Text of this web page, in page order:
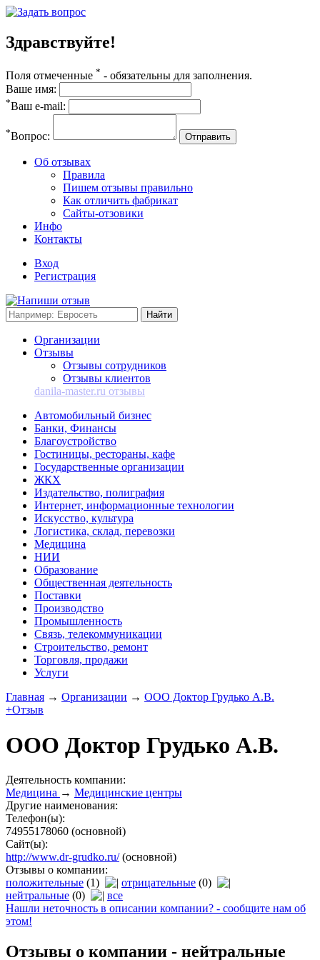
Здравствуйте!
Поля отмеченные * - обязательны для заполнения.
Ваше имя:
*Ваш e-mail:
*Вопрос: Отправить
Об отзывах
Правила
Пишем отзывы правильно
Как отличить фабрикат
Сайты-отзовики
Инфо
Контакты
Вход
Регистрация
Организации
Отзывы
Отзывы сотрудников
Отзывы клиентов
danila-master.ru отзывы
Автомобильный бизнес
Банки, Финансы
Благоустройство
Гостиницы, рестораны, кафе
Государственные организации
ЖКХ
Издательство, полиграфия
Интернет, информационные технологии
Искусство, культура
Логистика, склад, перевозки
Медицина
НИИ
Образование
Общественная деятельность
Поставки
Производство
Промышленность
Связь, телекоммуникации
Строительство, ремонт
Торговля, продажи
Услуги
Главная → Организации → ООО Доктор Грудько А.В.
+Отзыв
ООО Доктор Грудько А.В.
Деятельность компании:
Медицина → Медицинские центры
Другие наименования:
Телефон(ы):
74955178060 (основной)
Сайт(ы):
http://www.dr-grudko.ru/(основной)
Отзывы о компании:
положительные (1) отрицательные (0)
нейтральные (0)
все
Нашли неточность в описании компании? - сообщите нам об
этом!
Отзывы о компании - нейтральные